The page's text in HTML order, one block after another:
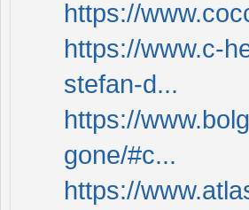
https://
https://www.c-
stefan-d...
https://
gone/#c...
https://